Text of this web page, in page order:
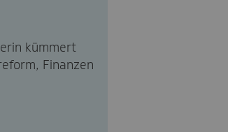
kümmert
Finanzen